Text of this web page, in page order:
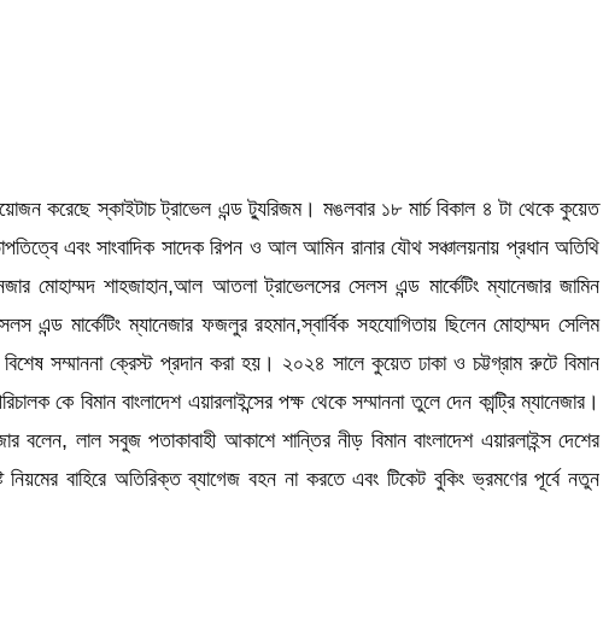
করেছে স্কাইটাচ ট্রাভেল এন্ড ট্যুরিজম। মঙলবার ১৮ মার্চ বিকাল ৪ টা থেকে কুয়েত
এবং সাংবাদিক সাদেক রিপন ও আল আমিন রানার যৌথ সঞ্চালয়নায় প্রধান অতিথি
মোহাম্মদ শাহজাহান,আল আতলা ট্রাভেলসের সেলস এন্ড মার্কেটিং ম্যানেজার জামিন
এন্ড মার্কেটিং ম্যানেজার ফজলুর রহমান,স্বার্বিক সহযোগিতায় ছিলেন মোহাম্মদ সেলিম
সম্মাননা ক্রেস্ট প্রদান করা হয়। ২০২৪ সালে কুয়েত ঢাকা ও চট্টগ্রাম রুটে বিমান
কে বিমান বাংলাদেশ এয়ারলাইন্সের পক্ষ থেকে সম্মাননা তুলে দেন কান্ট্রি ম্যানেজার।
লাল সবুজ পতাকাবাহী আকাশে শান্তির নীড় বিমান বাংলাদেশ এয়ারলাইন্স দেশের
নিয়মের বাহিরে অতিরিক্ত ব্যাগেজ বহন না করতে এবং টিকেট বুকিং ভ্রমণের পূর্বে নতুন